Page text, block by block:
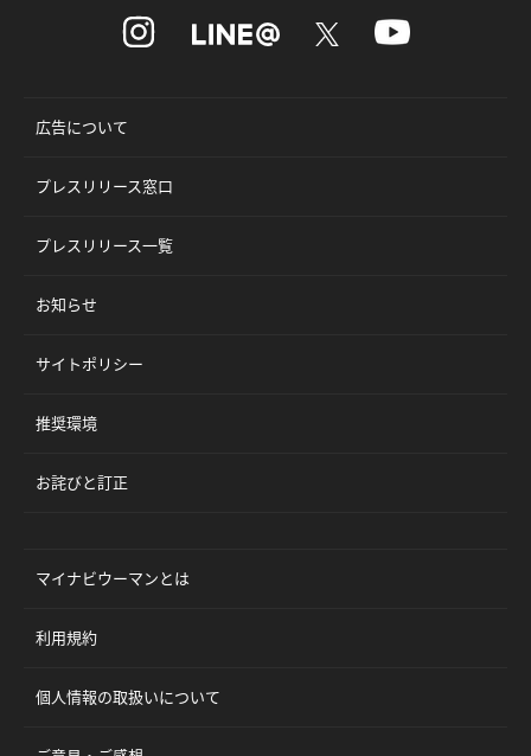
広告について
プレスリリース窓口
プレスリリース一覧
お知らせ
サイトポリシー
推奨環境
お詫びと訂正
マイナビウーマンとは
利用規約
個人情報の取扱いについて